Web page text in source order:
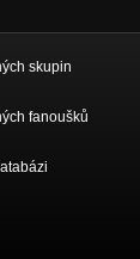
skupin
fanoušků